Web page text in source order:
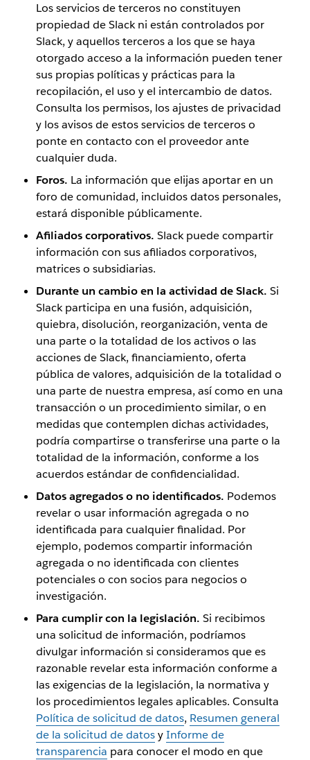
Los servicios de terceros no constituyen
propiedad de Slack ni están controlados por
Slack, y aquellos terceros a los que se haya
otorgado acceso a la información pueden tener
sus propias políticas y prácticas para la
recopilación, el uso y el intercambio de datos.
Consulta los permisos, los ajustes de privacidad
y los avisos de estos servicios de terceros o
ponte en contacto con el proveedor ante
cualquier duda.
Foros. La información que elijas aportar en un
foro de comunidad, incluidos datos personales,
estará disponible públicamente.
Afiliados corporativos. Slack puede compartir
información con sus afiliados corporativos,
matrices o subsidiarias.
Durante un cambio en la actividad de Slack. Si
Slack participa en una fusión, adquisición,
quiebra, disolución, reorganización, venta de
una parte o la totalidad de los activos o las
acciones de Slack, financiamiento, oferta
pública de valores, adquisición de la totalidad o
una parte de nuestra empresa, así como en una
transacción o un procedimiento similar, o en
medidas que contemplen dichas actividades,
podría compartirse o transferirse una parte o la
totalidad de la información, conforme a los
acuerdos estándar de confidencialidad.
Datos agregados o no identificados. Podemos
revelar o usar información agregada o no
identificada para cualquier finalidad. Por
ejemplo, podemos compartir información
agregada o no identificada con clientes
potenciales o con socios para negocios o
investigación.
Para cumplir con la legislación. Si recibimos
una solicitud de información, podríamos
divulgar información si consideramos que es
razonable revelar esta información conforme a
las exigencias de la legislación, la normativa y
los procedimientos legales aplicables. Consulta
Política de solicitud de datos, Resumen general
de la solicitud de datosyInforme de
transparencia para conocer el modo en que